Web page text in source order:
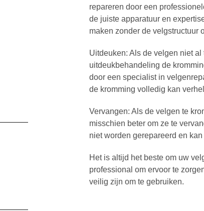
repareren door een
de juiste apparatuur en
maken zonder de velgstructuur
Uitdeuken: Als de velgen niet al
uitdeukbehandeling de
door een specialist in
de kromming volledig kan
Vervangen: Als de velgen te
misschien beter om ze te
niet worden gerepareerd en
Het is altijd het beste om uw
professional om ervoor te
veilig zijn om te gebruiken.